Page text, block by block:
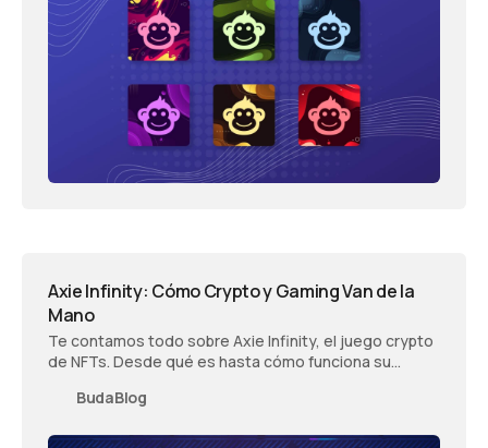
Axie Infinity: Cómo Crypto y Gaming Van de la
Mano
Te contamos todo sobre Axie Infinity, el juego crypto
de NFTs. Desde qué es hasta cómo funciona su
BudaBlog